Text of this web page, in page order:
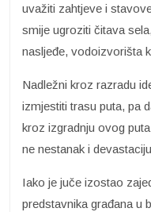
uvažiti zahtjeve i
smije ugroziti čitava
nasljeđe, vodoizvorišta
Nadležni kroz razradu
izmjestiti trasu puta, pa
kroz izgradnju ovog
ne nestanak i
Iako je juče izostao
predstavnika građana u